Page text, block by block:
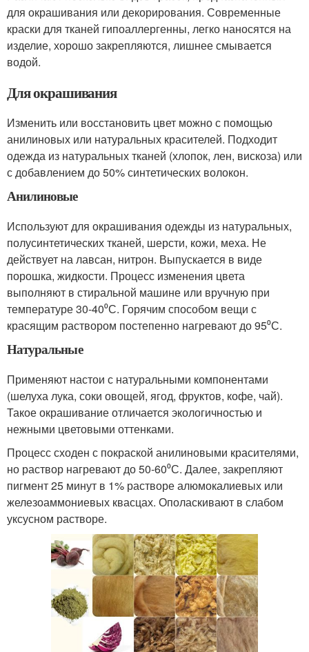
для окрашивания или декорирования. Современные
краски для тканей гипоаллергенны, легко наносятся на
изделие, хорошо закрепляются, лишнее смывается
водой.
Для окрашивания
Изменить или восстановить цвет можно с помощью
анилиновых или натуральных красителей. Подходит
одежда из натуральных тканей (хлопок, лен, вискоза) или
с добавлением до 50% синтетических волокон.
Анилиновые
Используют для окрашивания одежды из натуральных,
полусинтетических тканей, шерсти, кожи, меха. Не
действует на лавсан, нитрон. Выпускается в виде
порошка, жидкости. Процесс изменения цвета
выполняют в стиральной машине или вручную при
температуре 30-40⁰С. Горячим способом вещи с
красящим раствором постепенно нагревают до 95⁰С.
Натуральные
Применяют настои с натуральными компонентами
(шелуха лука, соки овощей, ягод, фруктов, кофе, чай).
Такое окрашивание отличается экологичностью и
нежными цветовыми оттенками.
Процесс сходен с покраской анилиновыми красителями,
но раствор нагревают до 50-60⁰С. Далее, закрепляют
пигмент 25 минут в 1% растворе алюмокалиевых или
железоаммониевых квасцах. Ополаскивают в слабом
уксусном растворе.